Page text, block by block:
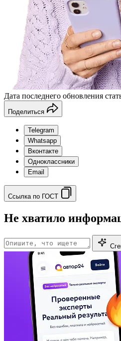
Дата последнего обновления
Поделиться
Telegram
Whatsapp
Вконтакте
Одноклассники
Email
Ссылка по ГОСТ
Не хватило